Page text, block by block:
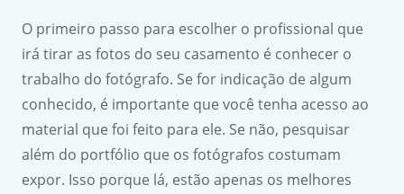
O primeiro passo para escolher o profissional que
irá tirar as fotos do seu casamento é conhecer o
trabalho do fotógrafo. Se for indicação de algum
conhecido, é importante que você tenha acesso ao
material que foi feito para ele. Se não, pesquisar
além do portfólio que os fotógrafos costumam
expor. Isso porque lá, estão apenas os melhores